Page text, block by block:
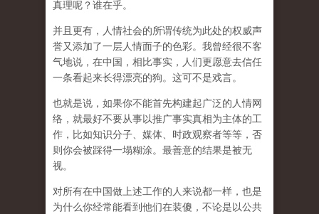
真理呢？谁在乎。
并且更有，人情社会的所谓传统为此处的权威声
誉又添加了一层人情面子的色彩。我曾经很不客
气地说，在中国，相比事实，人们更愿意去信任
一条看起来长得漂亮的狗。这可不是戏言。
也就是说，如果你不能首先构建起广泛的人情网
络，就最好不要从事以推广事实真相为主体的工
作，比如知识分子、媒体、时政观察者等等，否
则你会被踩得一塌糊涂。最善意的结果是被无
视。
对所有在中国做上述工作的人来说都一样，也是
为什么你经常能看到他们在装傻，不论是以公共